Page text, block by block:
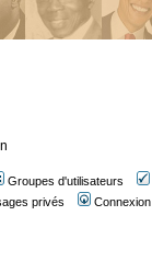
Groupes d'utilisateurs
privés Connexion